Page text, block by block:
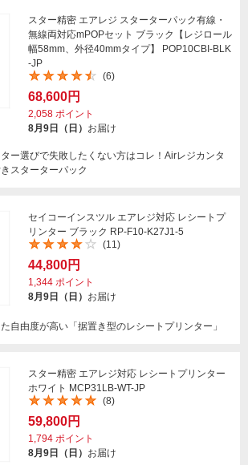
スター精密 エアレジ スターターパック有線・
無線両対応mPOPセット ブラック【レジロール
幅58mm、外径40mmタイプ】 POP10CBI-BLK
-JP
(6)
68,600円
2,058 ポイント
8月9日（日） お届け
ー選びで失敗したくない方はコレ！Airレジカンタ
スターターパック
セイコーインスツル エアレジ対応 レシートプ
リンター ブラック RP-F10-K27J1-5
(11)
44,800円
1,344 ポイント
8月9日（日） お届け
自由度が高い「据置き型のレシートプリンター」
スター精密 エアレジ対応 レシートプリンター
ホワイト MCP31LB-WT-JP
(8)
59,800円
1,794 ポイント
8月9日（日） お届け